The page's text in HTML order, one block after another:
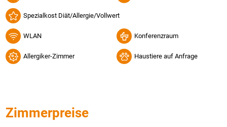
Spezialkost Diät/Allergie/Vollwert
WLAN Konferenzraum
Allergiker-Zimmer Haustiere auf Anfrage
Zimmerpreise